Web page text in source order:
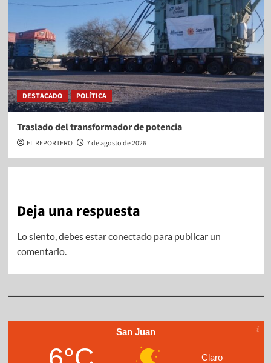
DESTACADO POLÍTICA
Traslado del transformador de potencia
EL REPORTERO 7 de agosto de 2026
Deja una respuesta
Lo siento, debes estarconectadopara publicar un
comentario.
San Juan
Claro